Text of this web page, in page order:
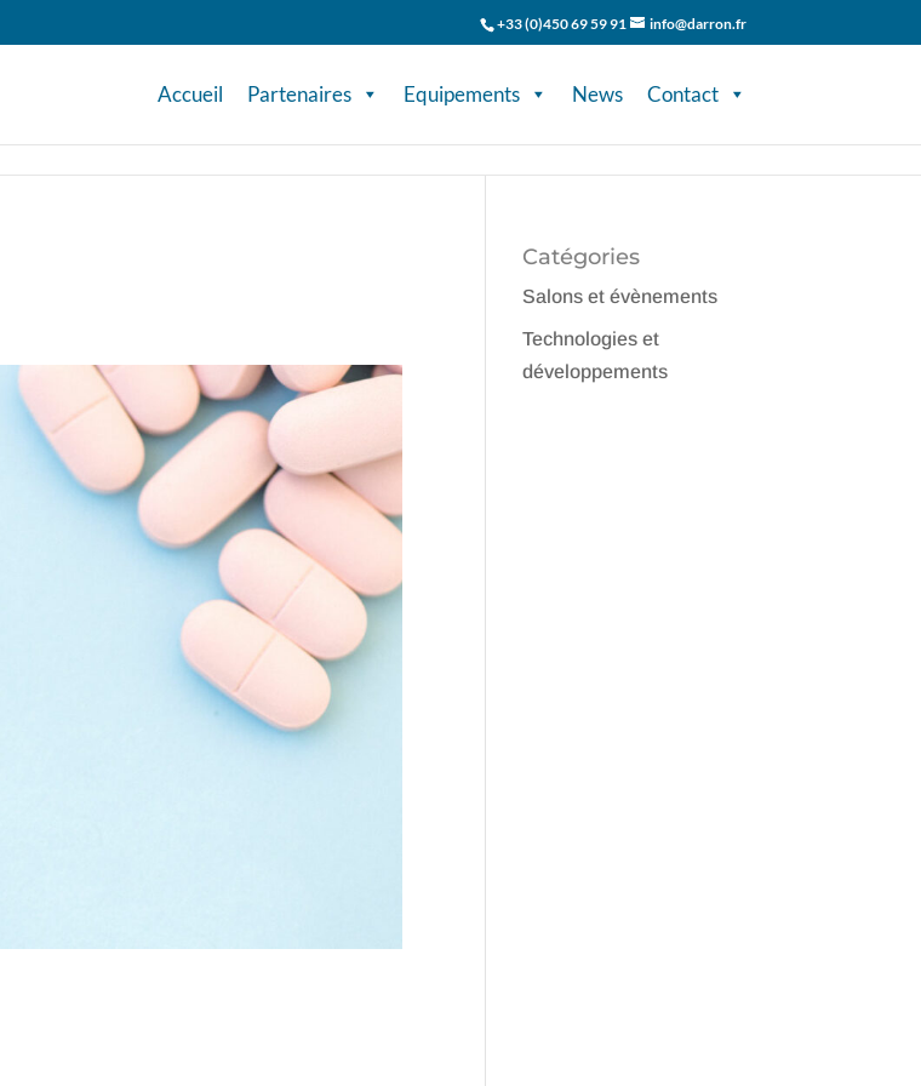
+33 (0)450 69 59 91 info@darron.fr
Accueil Partenaires Equipements News Contact
Catégories
Salons et évènements
Technologies et
développements